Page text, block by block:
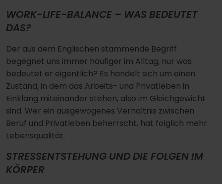
WORK-LIFE-BALANCE – WAS BEDEUTET
DAS?
Der aus dem Englischen stammende Begriff
begegnet uns immer häufiger im Alltag, nur was
bedeutet er eigentlich? Es handelt sich um einen
Zustand, in dem das Arbeits- und Privatleben in
Einklang miteinander stehen, also im Gleichgewicht
sind. Wer ein ausgewogenes Verhältnis zwischen
Beruf und Privatleben beherrscht, hat folglich mehr
Lebensqualität.
STRESSENTSTEHUNG UND DIE FOLGEN IM
KÖRPER